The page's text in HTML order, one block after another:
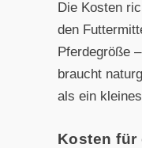
Die Kosten
den
Pferdegröße
braucht
als ein
Kosten für